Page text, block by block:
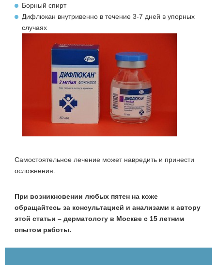
Борный спирт
Дифлюкан внутривенно в течение 3-7 дней в упорных
случаях
Самостоятельное лечение может навредить и принести
осложнения.
При возникновении любых пятен на коже
обращайтесь за консультацией и анализами к автору
этой статьи – дерматологу в Москве с 15 летним
опытом работы.